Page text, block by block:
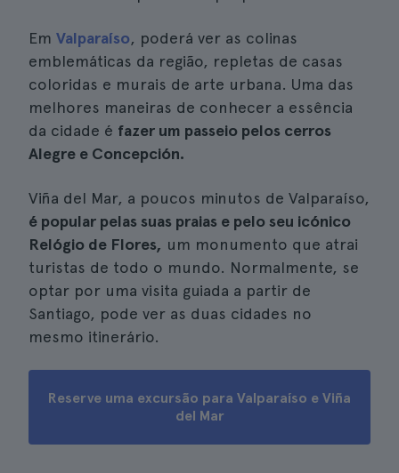
Em Valparaíso, poderá ver as colinas
emblemáticas da região, repletas de casas
coloridas e murais de arte urbana. Uma das
melhores maneiras de conhecer a essência
da cidade é fazer um passeio pelos cerros
Alegre e Concepción.
Viña del Mar, a poucos minutos de Valparaíso,
é popular pelas suas praias e pelo seu icónico
Relógio de Flores, um monumento que atrai
turistas de todo o mundo. Normalmente, se
optar por uma visita guiada a partir de
Santiago, pode ver as duas cidades no
mesmo itinerário.
Reserve uma excursão para Valparaíso e Viña
del Mar